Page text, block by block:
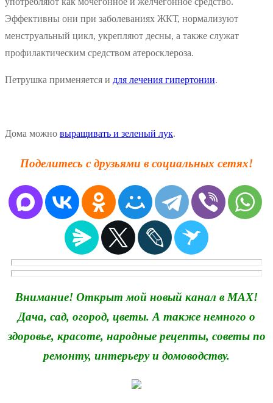
Эффективны они при заболеваниях ЖКТ, нормализуют
менструальный цикл, укрепляют десны, а также служат
профилактическим средством атеросклероза.
Петрушка применяется и для лечения гипертонии.
Дома можно выращивать и зеленый лук.
Поделитесь с друзьями в социальных сетях!
Внимание! Открыт мой новый канал в MAX!
Дача, сад, огород, цветы. А также немного о
здоровье, красоте, народные рецепты, советы по
ремонту, интерьеру и домоводству.